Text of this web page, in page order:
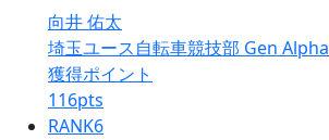
向井 佑太
埼玉ユース自転車競技部 Gen Alpha
獲得ポイント
116pts
RANK6